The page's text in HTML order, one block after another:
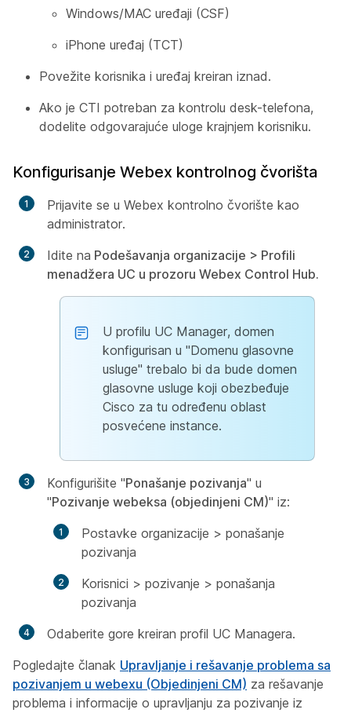
Windows/MAC uređaji (CSF)
iPhone uređaj (TCT)
Povežite korisnika i uređaj kreiran iznad.
Ako je CTI potreban za kontrolu desk-telefona,
dodelite odgovarajuće uloge krajnjem korisniku.
Konfigurisanje Webex kontrolnog čvorišta
Prijavite se u Webex kontrolno čvorište kao
administrator.
Idite na Podešavanja organizacije > Profili
menadžera UC u prozoru Webex Control Hub.
U profilu UC Manager, domen
konfigurisan u "Domenu glasovne
usluge" trebalo bi da bude domen
glasovne usluge koji obezbeđuje
Cisco za tu određenu oblast
posvećene instance.
Konfigurišite "Ponašanje pozivanja" u
"Pozivanje webeksa (objedinjeni CM)" iz:
Postavke organizacije > ponašanje
pozivanja
Korisnici > pozivanje > ponašanja
pozivanja
Odaberite gore kreiran profil UC Managera.
Pogledajte članak Upravljanje i rešavanje problema sa
pozivanjem u webexu (Objedinjeni CM) za rešavanje
problema i informacije o upravljanju za pozivanje iz